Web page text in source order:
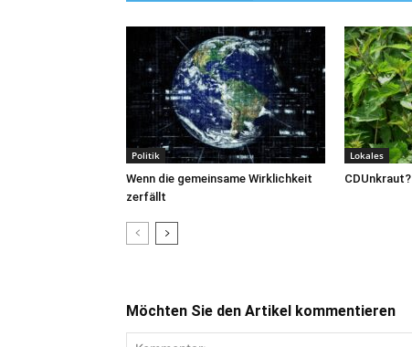
Politik
Wenn die gemeinsame Wirklichkeit
zerfällt
Lokales
CDUnkraut?
Möchten Sie den Artikel kommentieren